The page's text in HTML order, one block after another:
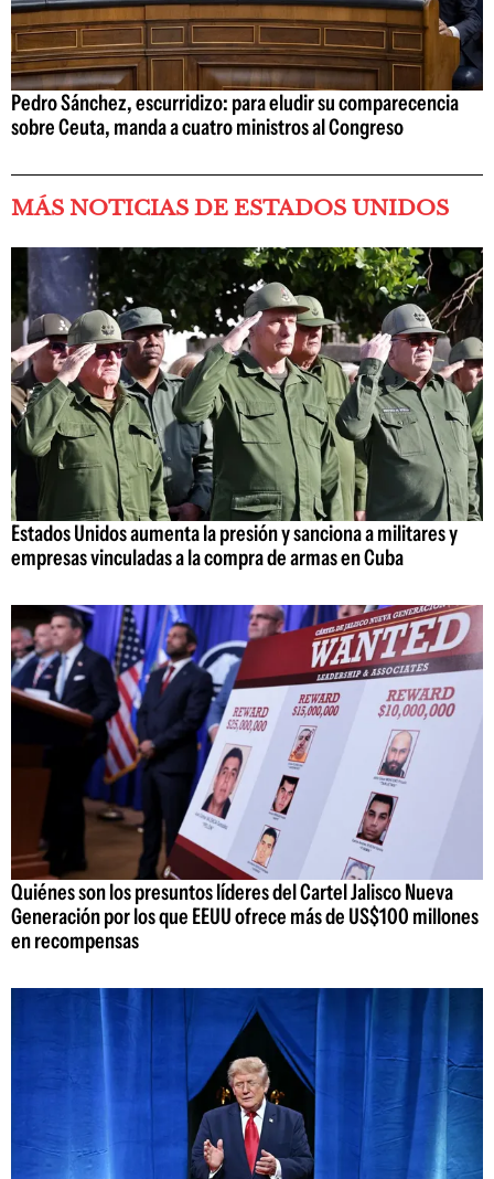
Pedro Sánchez, escurridizo: para eludir su comparecencia
sobre Ceuta, manda a cuatro ministros al Congreso
MÁS NOTICIAS DE ESTADOS UNIDOS
Estados Unidos aumenta la presión y sanciona a militares y
empresas vinculadas a la compra de armas en Cuba
Quiénes son los presuntos líderes del Cartel Jalisco Nueva
Generación por los que EEUU ofrece más de US$100 millones
en recompensas